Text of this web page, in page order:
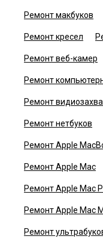
Ремонт макбуков
Ремонт кресел
Ремонт веб-камер
Ремонт
Ремонт
Ремонт нетбуков
Ремонт Apple
Ремонт Apple Mac
Ремонт Apple Mac
Ремонт Apple Mac
Ремонт